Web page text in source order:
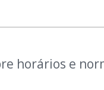
horários e